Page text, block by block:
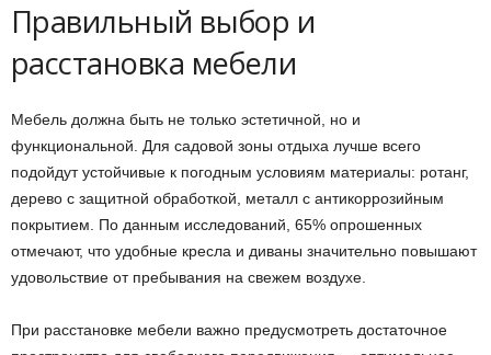
Правильный выбор и
расстановка мебели
Мебель должна быть не только эстетичной, но и
функциональной. Для садовой зоны отдыха лучше всего
подойдут устойчивые к погодным условиям материалы: ротанг,
дерево с защитной обработкой, металл с антикоррозийным
покрытием. По данным исследований, 65% опрошенных
отмечают, что удобные кресла и диваны значительно повышают
удовольствие от пребывания на свежем воздухе.
При расстановке мебели важно предусмотреть достаточное